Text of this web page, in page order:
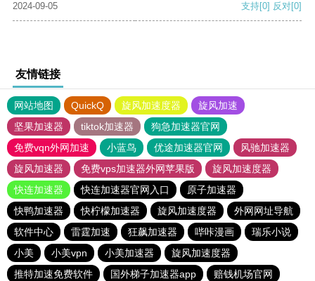
2024-09-05
支持[0] 反对[0]
友情链接
网站地图 QuickQ 旋风加速度器
旋风加速
坚果加速器
tiktok加速器
狗急加速器官网
免费vqn外网加速
小蓝鸟 优途加速器官网
风驰加速器
旋风加速器
免费vps加速器外网苹果版
旋风加速度器
快连加速器
快连加速器官网入口
原子加速器
快鸭加速器
快柠檬加速器 旋风加速度器
外网网址导航
软件中心
雷霆加速 狂飙加速器 哔咔漫画
瑞乐小说
小美
小美vpn 小美加速器
旋风加速度器
推特加速免费软件
国外梯子加速器app
赔钱机场官网